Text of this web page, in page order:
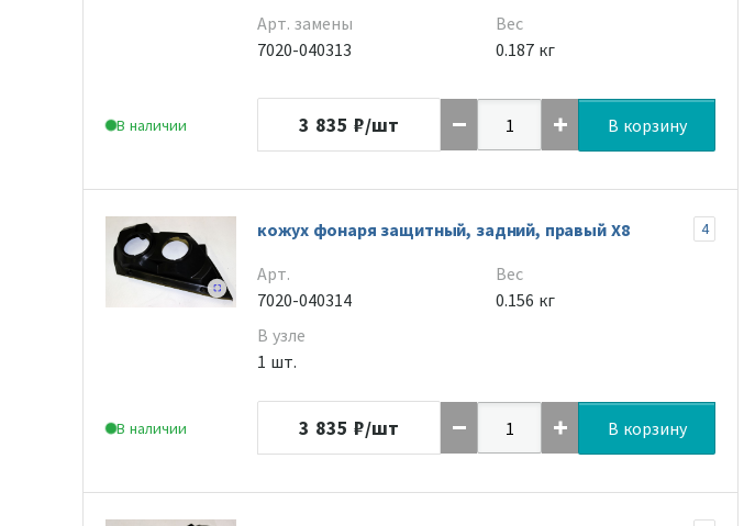
В наличии
Арт. замены
7020-040313
Вес
0.187 кг
3 835 ₽/шт В корзину
В наличии
кожух фонаря защитный, задний, правый X8 4
Арт.
7020-040314
В узле
1 шт.
Вес
0.156 кг
3 835 ₽/шт В корзину